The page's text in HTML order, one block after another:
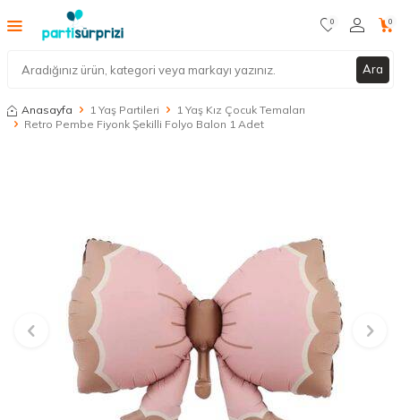
Ara
0 0
Anasayfa 1 Yaş Partileri
1 Yaş Kız Çocuk Temaları
Retro Pembe Fiyonk Şekilli Folyo Balon 1 Adet